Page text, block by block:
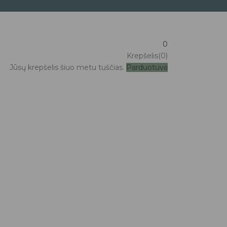
0
Krepšelis(0)
Jūsų krepšelis šiuo metu tuščias. Parduotuvė